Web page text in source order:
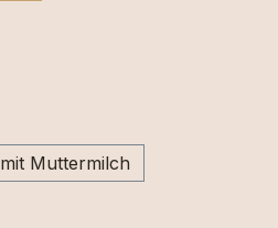
mit Muttermilch